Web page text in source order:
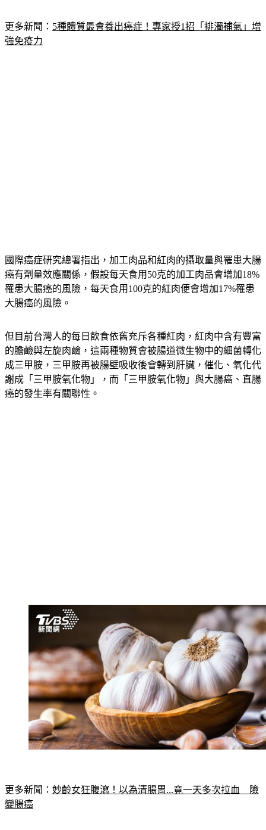
更多新聞： 5種體質最會養出癌症！專家授1招「排濁補氣」增
強免疫力
國際癌症研究總署指出，加工肉品和紅肉的攝取量與罹患大腸
癌有劑量效應關係，假設每天食用50克的加工肉品會增加18%
罹患大腸癌的風險，每天食用100克的紅肉便會增加17%罹患
大腸癌的風險。
但目前台灣人的每日飲食依舊充斥各種紅肉，紅肉中含有豐富
的膽鹼與左旋肉鹼，這兩種物質會被腸道微生物中的細菌轉化
成三甲胺，三甲胺再被腸壁吸收後會轉到肝臟，催化、氧化代
謝成「三甲胺氧化物」，而「三甲胺氧化物」與大腸癌、直腸
癌的發生率有關聯性。
更多新聞： 妙齡女狂腹瀉！以為清腸胃...竟一天多次拉血　險
變腸癌